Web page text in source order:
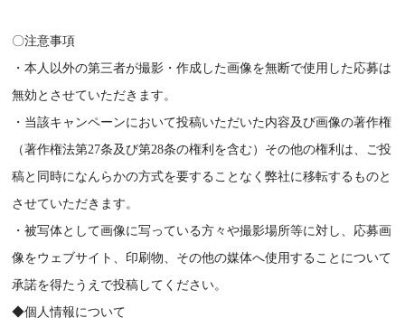
〇注意事項
・本人以外の第三者が撮影・作成した画像を無断で使用した応募は
無効とさせていただきます。
・当該キャンペーンにおいて投稿いただいた内容及び画像の著作権
（著作権法第27条及び第28条の権利を含む）その他の権利は、ご投
稿と同時になんらかの方式を要することなく弊社に移転するものと
させていただきます。
・被写体として画像に写っている方々や撮影場所等に対し、応募画
像をウェブサイト、印刷物、その他の媒体へ使用することについて
承諾を得たうえで投稿してください。
◆個人情報について